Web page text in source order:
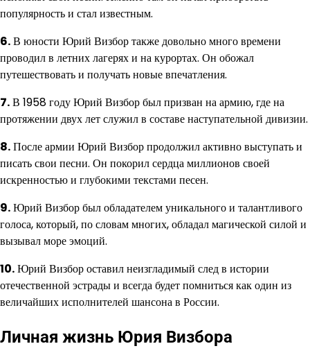
популярность и стал известным.
6.В юности Юрий Визбор также довольно много времени
проводил в летних лагерях и на курортах. Он обожал
путешествовать и получать новые впечатления.
7.В 1958 году Юрий Визбор был призван на армию, где на
протяжении двух лет служил в составе наступательной дивизии.
8.После армии Юрий Визбор продолжил активно выступать и
писать свои песни. Он покорил сердца миллионов своей
искренностью и глубокими текстами песен.
9.Юрий Визбор был обладателем уникального и талантливого
голоса, который, по словам многих, обладал магической силой и
вызывал море эмоций.
10.Юрий Визбор оставил неизгладимый след в истории
отечественной эстрады и всегда будет помниться как один из
величайших исполнителей шансона в России.
Личная жизнь Юрия Визбора